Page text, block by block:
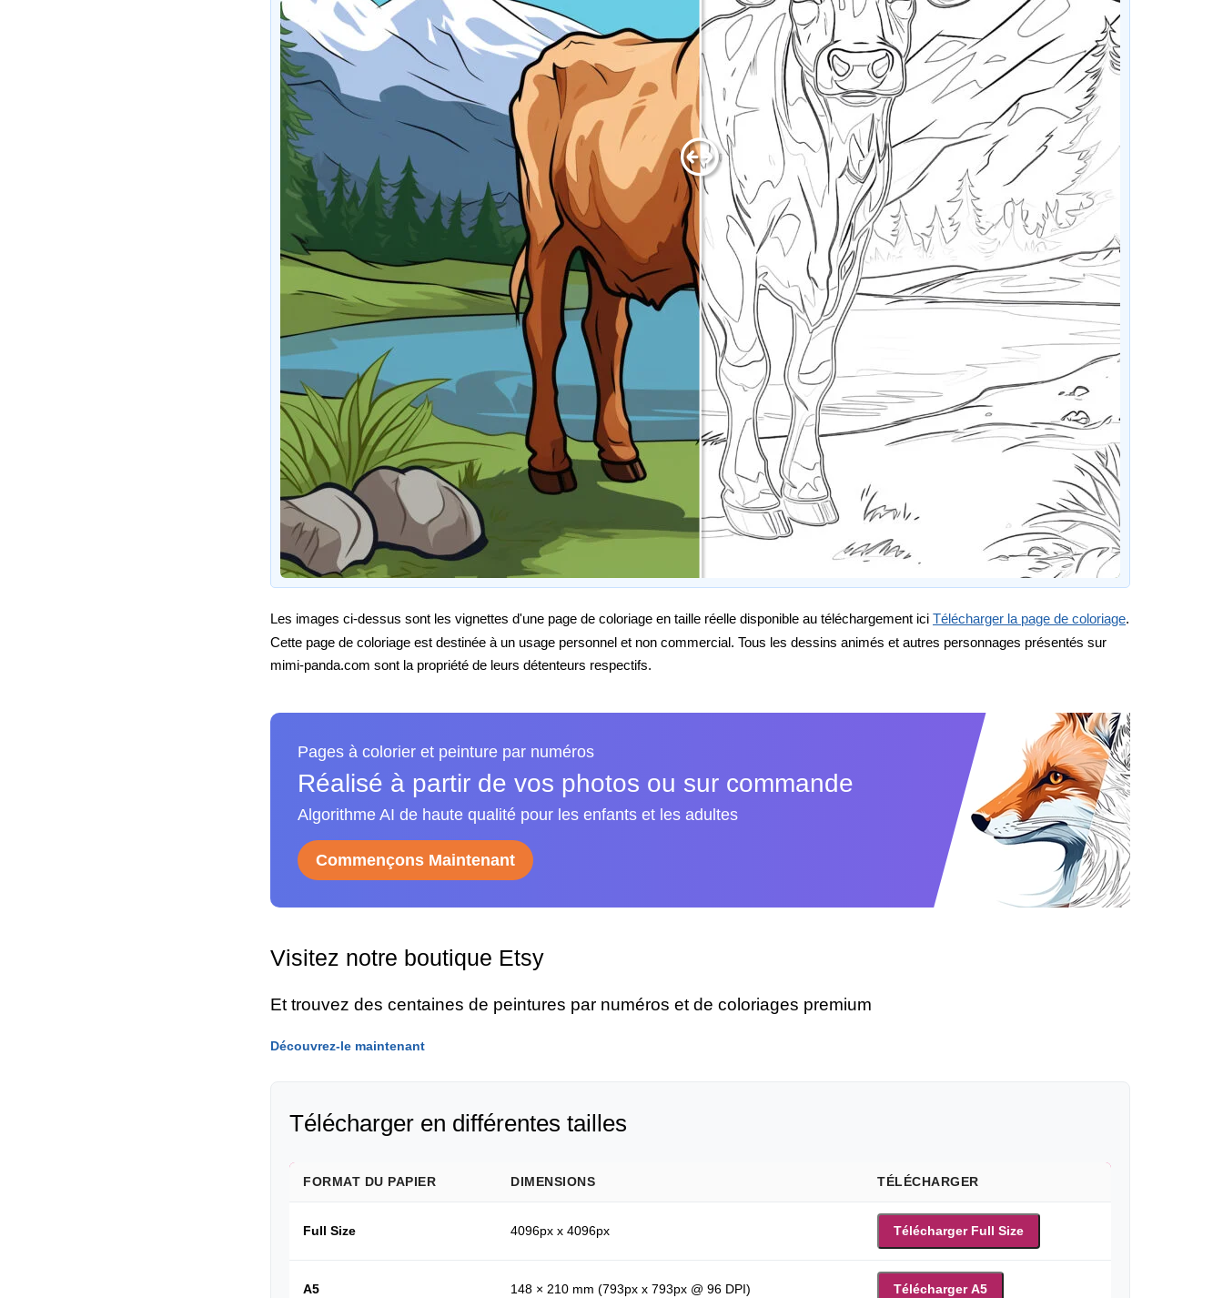
Les images ci-dessus sont les vignettes d'une page de coloriage en taille réelle disponible au téléchargement ici Télécharger la page de coloriage.
Cette page de coloriage est destinée à un usage personnel et non commercial. Tous les dessins animés et autres personnages présentés sur
mimi-panda.com sont la propriété de leurs détenteurs respectifs.
Pages à colorier et peinture par numéros
Réalisé à partir de vos photos ou sur commande
Algorithme AI de haute qualité pour les enfants et les adultes
Commençons Maintenant
Visitez notre boutique Etsy
Et trouvez des centaines de peintures par numéros et de coloriages premium
Découvrez-le maintenant
Télécharger en différentes tailles
FORMAT DU PAPIER DIMENSIONS TÉLÉCHARGER
Full Size 4096px x 4096px Télécharger Full Size
A5 148 × 210 mm (793px x 793px @ 96 DPI) Télécharger A5